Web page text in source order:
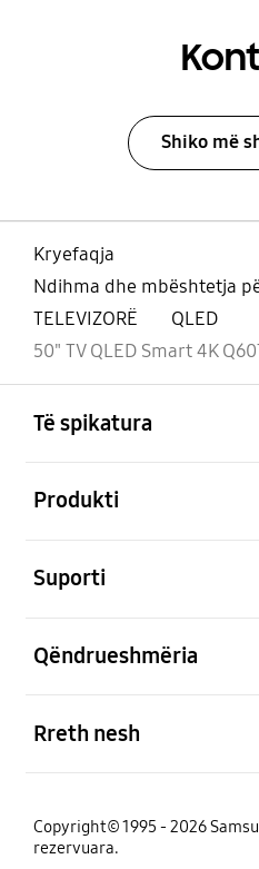
Shiko më
Kryefaqja
Ndihma dhe mbështetja
TELEVIZORË
QLED
50" TV QLED Smart 4K
Të spikatura
Produkti
Suporti
Qëndrueshmëria
Rreth nesh
Copyright© 1995 - 2026
rezervuara.